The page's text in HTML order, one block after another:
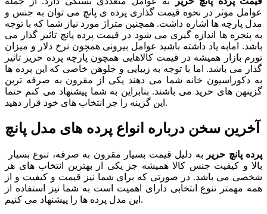
عوامل موثر در نحوه قیمت گذاری پرده ی پانچ می توان به جنس و
مدل پارچه ها اشاره داشت. همچنین متراژ مورد نیاز شما که با توجه
به پنجره ها اندازه گیری می شود در قیمت پرده پانچ تاثیر گذار می
باشد. امابه یاد داشته باشید عوامل بیرونی همچون نرخ دلار و میزان
تورم بازار همیشه در قیمت کالاهایی همچون پارچه پرده حریر تاثیر
گذار می باشد. اما با توجه به زیبایی و جلوهن خاصی که این پرده ها
به دکوراسیون خانه شما می دهند یکی از مقرون به صرفه ترین
گزینهن های خرید می باشند. بنابراین به شما پیشنهاد می کنم حتما
این گزینه را جز انتخاب های خود قرار دهید.
آخرین سخن درباره انواع پرده های مدل پانچ
پرده پانچ حریر
به دلیل قیمت بسیار مقرون به صرفه، تنوع بسیار
بالا و کیفیت جنس کالا همیشه جز یکی از بهترین انتخاب های هر
شخصی می باشد. در صورتی که برای شما نیز قیمت و کیفیت و از
همه مهمتر تنوع انتخابی دارای اهمیت است به شما نیز استفاده از
این مدل پرده ها را پیشنهاد می کنیم.